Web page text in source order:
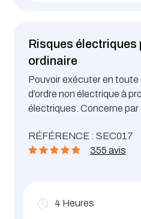
Risques électriques
ordinaire
Pouvoir exécuter en
d’ordre non électrique à
électriques. Concerne
personnel de nettoyage,
RÉFÉRENCE : SEC017
355 avis
4 Heures